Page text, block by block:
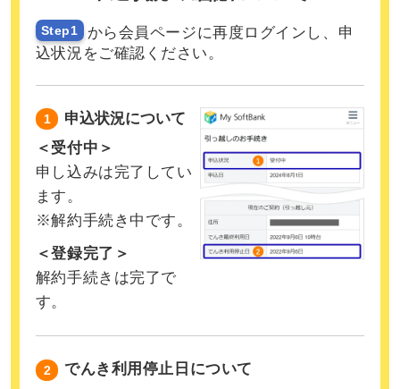
Step1
から会員ページに再度ログインし、申
込状況をご確認ください。
1
申込状況について
＜受付中＞
申し込みは完了してい
ます。
※解約手続き中です。
＜登録完了＞
解約手続きは完了で
す。
2
でんき利用停止日について